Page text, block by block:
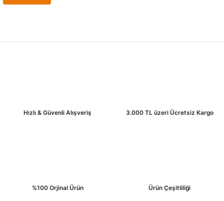
Hızlı & Güvenli Alışveriş 3.000 TL üzeri Ücretsiz Kargo
%100 Orjinal Ürün Ürün Çeşitliliği